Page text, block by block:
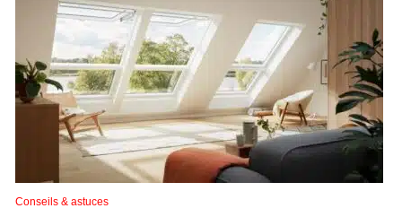
Conseils & astuces